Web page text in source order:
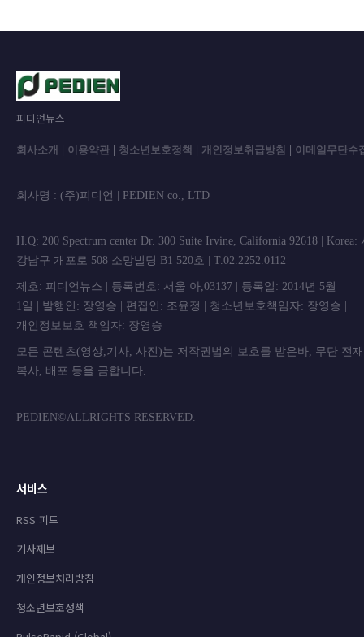
피디언뉴스
회사소개 이용약관 청소년보호정책 개인정보취급방침 이메일무단수
회사명 : (주)피디언 | PEDIEN co.,
H.Q: 200 Spectrum center Dr. 300 Suite Irvine, California 92618 | Korea:
강남구 개포로 508 소망빌딩 B1 520호 | T.02.2252.0112
제호: 피디언뉴스 | 등록번호: 서울 아,03137 | 등록일: 2014년 5월
1일 | 발행인: 장영승 | 편집인: 조윤정 | 청소년보호책임자: 장영승 |
개인정보보호 책임자: 장영승
모든 콘텐츠(영상,기사, 사진)는 저작권법의 보호를 받은바, 무단 전
복사, 배포 등을 금합니
PEDIEN©ALLRIGHTS RESERVED.
서비스
RSS 피드
기사제보
개인정보처리방침
청소년보호정책